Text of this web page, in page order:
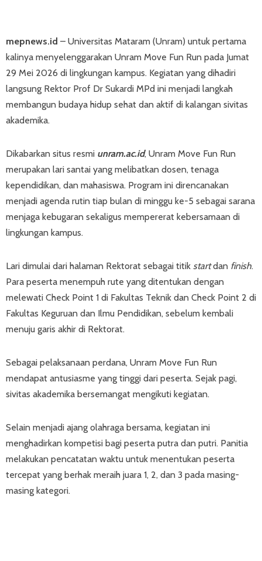
mepnews.id – Universitas Mataram (Unram) untuk pertama
kalinya menyelenggarakan Unram Move Fun Run pada Jumat
29 Mei 2026 di lingkungan kampus. Kegiatan yang dihadiri
langsung Rektor Prof Dr Sukardi MPd ini menjadi langkah
membangun budaya hidup sehat dan aktif di kalangan sivitas
akademika.
Dikabarkan situs resmi unram.ac.id, Unram Move Fun Run
merupakan lari santai yang melibatkan dosen, tenaga
kependidikan, dan mahasiswa. Program ini direncanakan
menjadi agenda rutin tiap bulan di minggu ke-5 sebagai sarana
menjaga kebugaran sekaligus mempererat kebersamaan di
lingkungan kampus.
Lari dimulai dari halaman Rektorat sebagai titik startdan finish.
Para peserta menempuh rute yang ditentukan dengan
melewati Check Point 1 di Fakultas Teknik dan Check Point 2 di
Fakultas Keguruan dan Ilmu Pendidikan, sebelum kembali
menuju garis akhir di Rektorat.
Sebagai pelaksanaan perdana, Unram Move Fun Run
mendapat antusiasme yang tinggi dari peserta. Sejak pagi,
sivitas akademika bersemangat mengikuti kegiatan.
Selain menjadi ajang olahraga bersama, kegiatan ini
menghadirkan kompetisi bagi peserta putra dan putri. Panitia
melakukan pencatatan waktu untuk menentukan peserta
tercepat yang berhak meraih juara 1, 2, dan 3 pada masing-
masing kategori.